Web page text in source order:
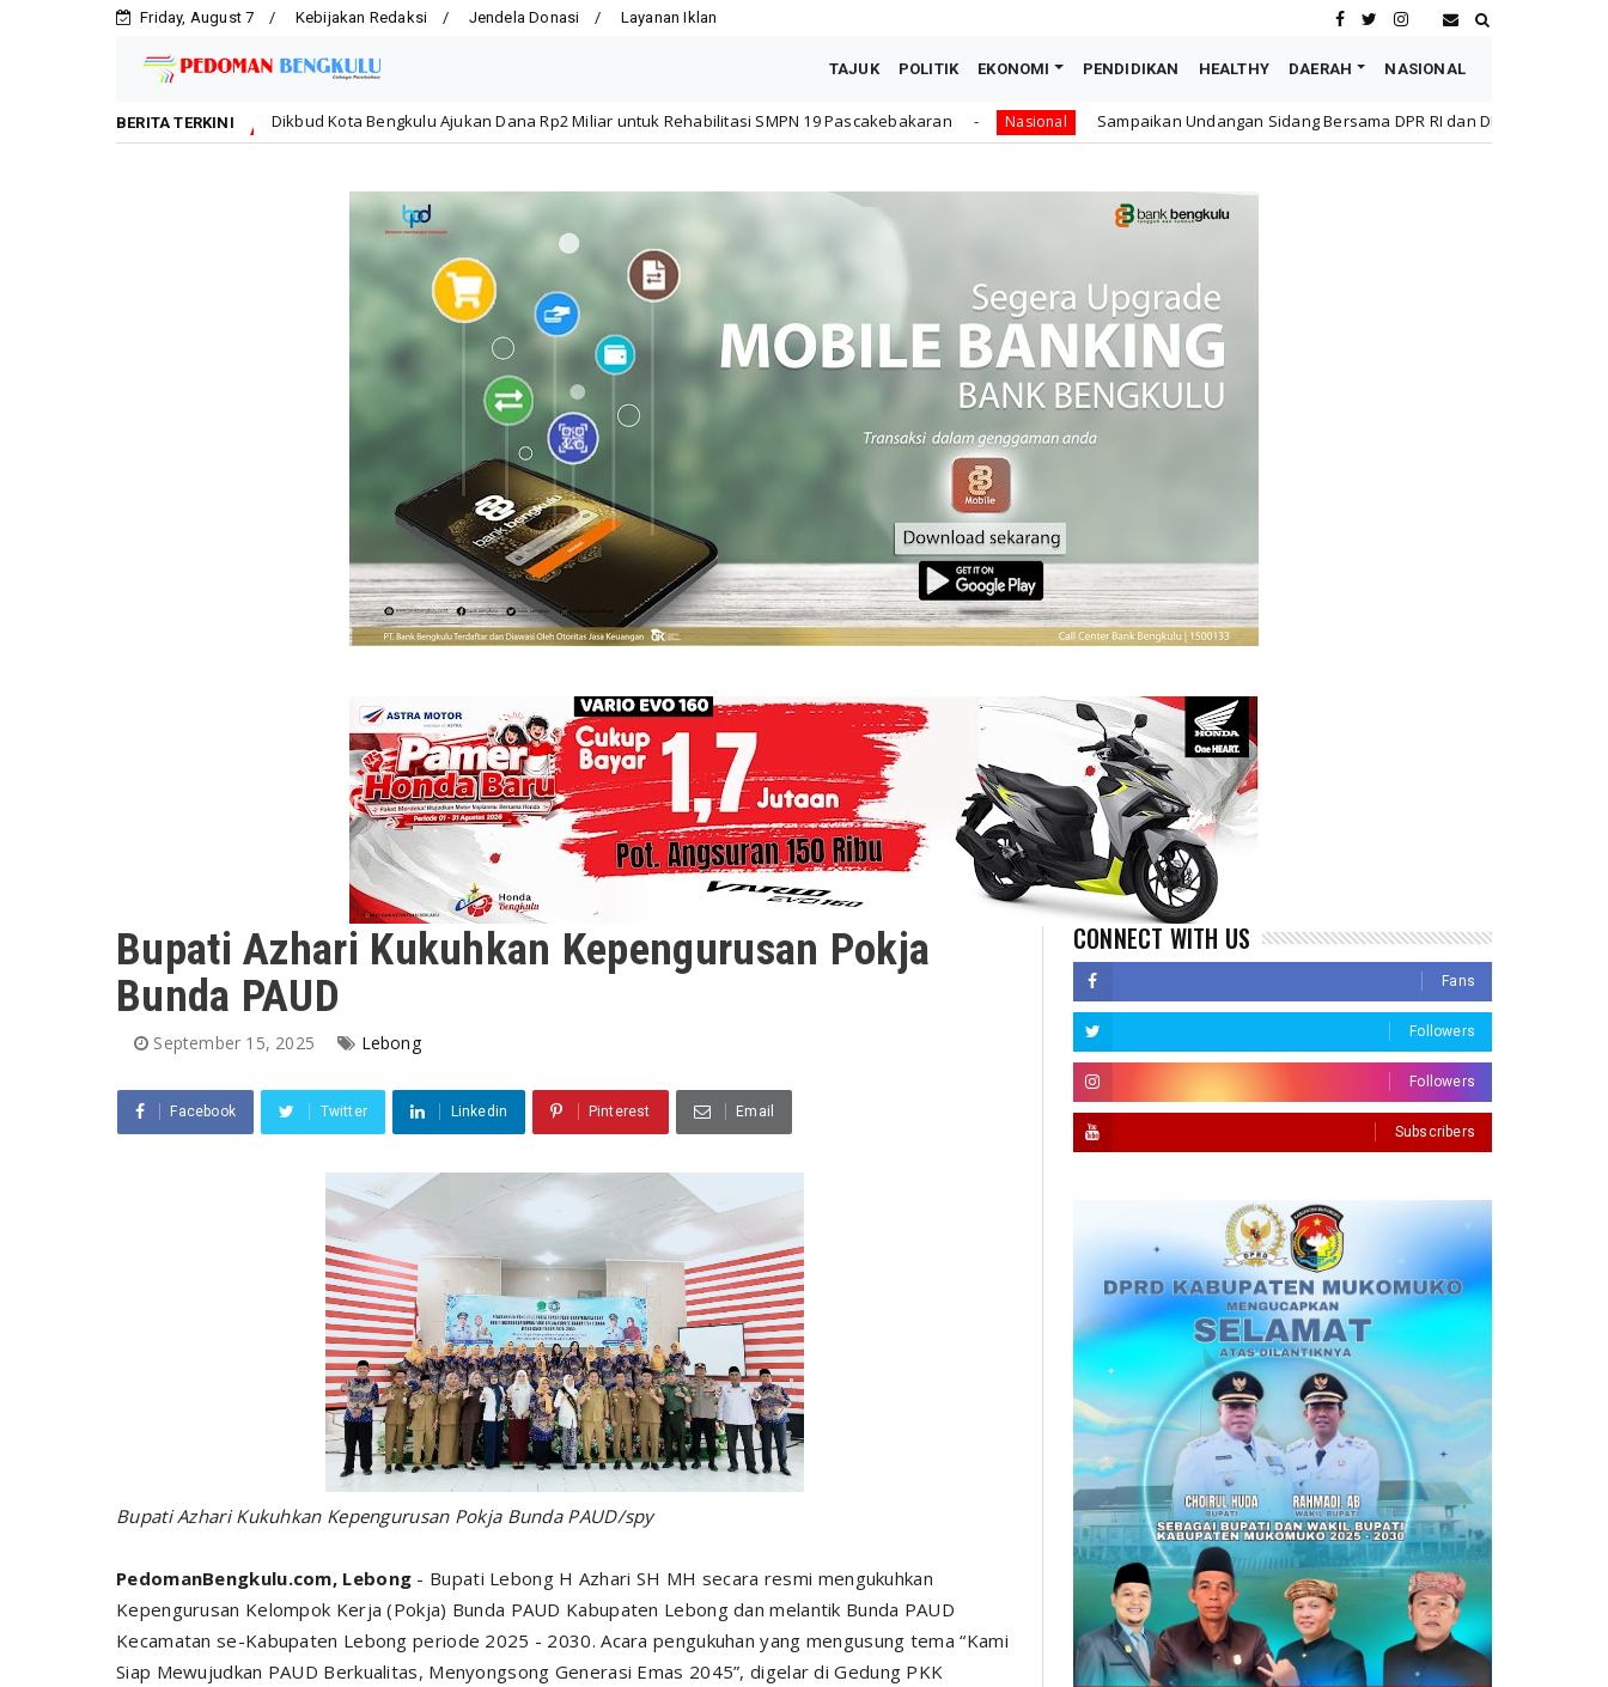
Friday, August 7 Kebijakan Redaksi Jendela Donasi Layanan Iklan
TAJUK POLITIK EKONOMI PENDIDIKAN HEALTHY DAERAH NASIONAL
BERITA TERKINI
Dikbud Kota Bengkulu Ajukan Dana Rp2 Miliar untuk Rehabilitasi SMPN 19 Pascakebakaran Nasional Sampaikan Undangan Sidang Bersama DPR RI dan DPD RI kepada Wapres Boediono,
Bupati Azhari Kukuhkan Kepengurusan Pokja
Bunda PAUD
September 15, 2025 Lebong
Facebook Twitter Linkedin Pinterest Email
Bupati Azhari Kukuhkan Kepengurusan Pokja Bunda PAUD/spy
PedomanBengkulu.com, Lebong - Bupati Lebong H Azhari SH MH secara resmi mengukuhkan
Kepengurusan Kelompok Kerja (Pokja) Bunda PAUD Kabupaten Lebong dan melantik Bunda PAUD
Kecamatan se-Kabupaten Lebong periode 2025 - 2030. Acara pengukuhan yang mengusung tema “Kami
Siap Mewujudkan PAUD Berkualitas, Menyongsong Generasi Emas 2045”, digelar di Gedung PKK
CONNECT WITH US
Fans
Followers
Followers
Subscribers